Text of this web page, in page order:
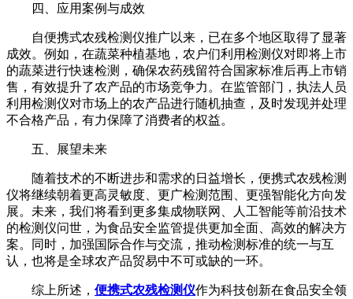
四、应用案例与成效
自便携式农残检测仪推广以来，已在多个地区取得了显著
成效。例如，在蔬菜种植基地，农户们利用检测仪对即将上市
的蔬菜进行快速检测，确保农药残留符合国家标准后再上市销
售，有效提升了农产品的市场竞争力。在监管部门，执法人员
利用检测仪对市场上的农产品进行随机抽查，及时发现并处理
不合格产品，有力保障了消费者的权益。
五、展望未来
随着技术的不断进步和需求的日益增长，便携式农残检测
仪将继续朝着更高灵敏度、更广检测范围、更强智能化方向发
展。未来，我们将看到更多集成物联网、人工智能等前沿技术
的检测仪问世，为食品安全监管提供更加全面、高效的解决方
案。同时，加强国际合作与交流，推动检测标准的统一与互
认，也将是全球农产品贸易中不可或缺的一环。
综上所述， 便携式农残检测仪作为科技创新在食品安全领